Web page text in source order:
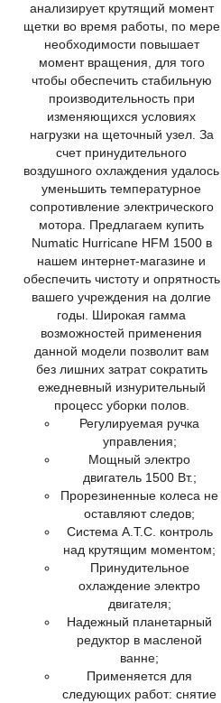
анализирует крутящий момент
щетки во время работы, по мере
необходимости повышает
момент вращения, для того
чтобы обеспечить стабильную
производительность при
изменяющихся условиях
нагрузки на щеточный узел. За
счет принудительного
воздушного охлаждения удалось
уменьшить температурное
сопротивление электрического
мотора. Предлагаем купить
Numatic Hurricane HFM 1500 в
нашем интернет-магазине и
обеспечить чистоту и опрятность
вашего учреждения на долгие
годы. Широкая гамма
возможностей применения
данной модели позволит вам
без лишних затрат сократить
ежедневный изнурительный
процесс уборки полов.
Регулируемая ручка
управления;
Мощный электро
двигатель 1500 Вт.;
Прорезиненные колеса не
оставляют следов;
Система A.T.C. контроль
над крутящим моментом;
Принудительное
охлаждение электро
двигателя;
Надежный планетарный
редуктор в масленой
ванне;
Применяется для
следующих работ: снятие